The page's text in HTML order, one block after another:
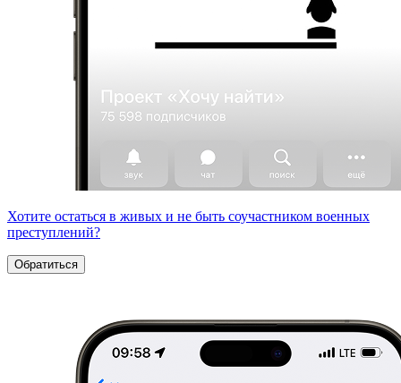
Хотите остаться в живых и не быть соучастником военных
преступлений?
Обратиться